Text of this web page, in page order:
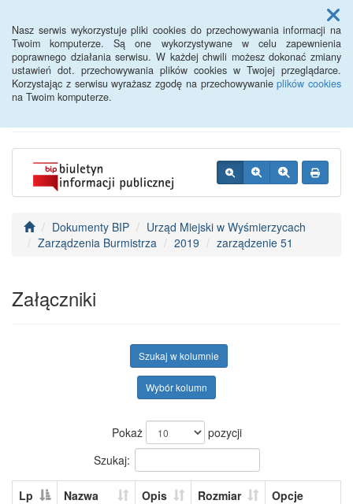
Nasz serwis wykorzystuje pliki cookies do przechowywania informacji na
Twoim komputerze. Są one wykorzystywane w celu zapewnienia
poprawnego działania serwisu. W każdej chwili możesz dokonać zmiany
ustawień dot. przechowywania plików cookies w Twojej przeglądarce.
Korzystając z serwisu wyrażasz zgodę na przechowywanieplików cookies
na Twoim komputerze.
Menu
BIP - Urząd Miejski
Wyśmierzyce
Dokumenty BIP
Urząd Miejski w Wyśmierzycach
Zarządzenia Burmistrza
2019 zarządzenie 51
Załączniki
Szukaj w kolumnie
Wybór kolumn
Pokaż
pozycji
Szukaj:
Lp Nazwa Opis Rozmiar
Opcje